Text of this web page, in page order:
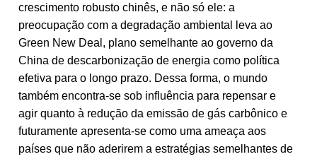
crescimento robusto chinês, e não só ele: a
preocupação com a degradação ambiental leva ao
Green New Deal, plano semelhante ao governo da
China de descarbonização de energia como política
efetiva para o longo prazo. Dessa forma, o mundo
também encontra-se sob influência para repensar e
agir quanto à redução da emissão de gás carbônico e
futuramente apresenta-se como uma ameaça aos
países que não aderirem a estratégias semelhantes de